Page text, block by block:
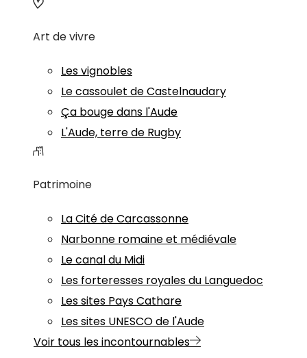
Art de vivre
Les vignobles
Le cassoulet de Castelnaudary
Ça bouge dans l'Aude
L'Aude, terre de Rugby
Patrimoine
La Cité de Carcassonne
Narbonne romaine et médiévale
Le canal du Midi
Les forteresses royales du Languedoc
Les sites Pays Cathare
Les sites UNESCO de l'Aude
Voir tous les incontournables